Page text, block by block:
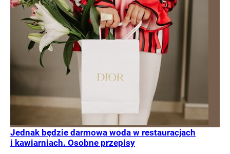
Jednak będzie darmowa woda w restauracjach
i kawiarniach. Osobne przepisy